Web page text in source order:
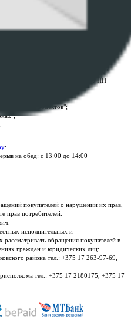
предприятие по оказанию
права защищены авторским
услуг "БелЮрОбеспечение"
1Б, e-mail:
, УНП
Беларусь:
торговых объектов";
:
на обед: с 13:00 до 14:00
покупателей о нарушении их прав,
прав потребителей:
исполнительных и
обращения покупателей в
граждан и юридических лиц:
района тел.: +375 17 263-97-69,
тел.: +375 17 2180175, +375 17